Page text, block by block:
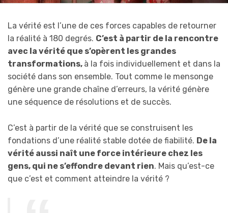
La vérité est l’une de ces forces capables de retourner
la réalité à 180 degrés. C’est à partir de la rencontre
avec la vérité que s’opèrent les grandes
transformations, à la fois individuellement et dans la
société dans son ensemble. Tout comme le mensonge
génère une grande chaîne d’erreurs, la vérité génère
une séquence de résolutions et de succès.
C’est à partir de la vérité que se construisent les
fondations d’une réalité stable dotée de fiabilité. De la
vérité aussi naît une force intérieure chez les
gens, qui ne s’effondre devant rien. Mais qu’est-ce
que c’est et comment atteindre la vérité ?